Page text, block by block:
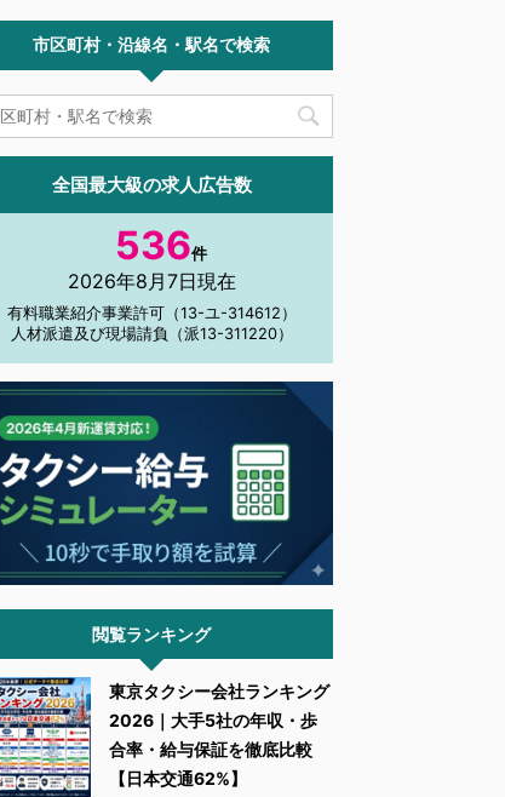
市区町村・沿線名・駅名で検索
全国最大級の求人広告数
536件
2026年8月7日現在
有料職業紹介事業許可（13-ユ-314612）
人材派遣及び現場請負（派13-311220）
閲覧ランキング
東京タクシー会社ランキング
2026｜大手5社の年収・歩
合率・給与保証を徹底比較
【日本交通62%】